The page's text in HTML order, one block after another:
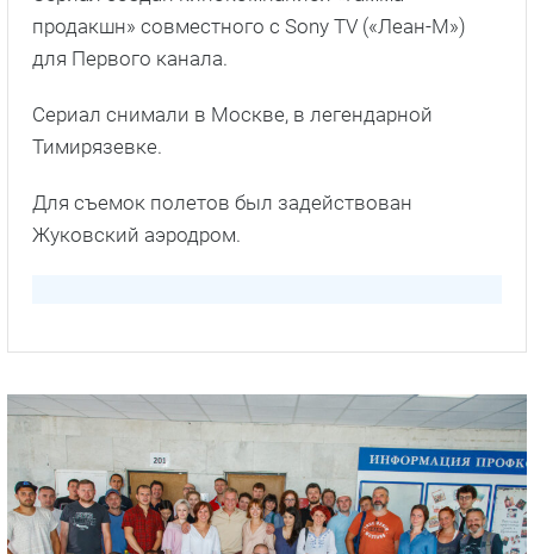
продакшн» совместного с Sony TV («Леан-М»)
для Первого канала.
Сериал снимали в Москве, в легендарной
Тимирязевке.
Для съемок полетов был задействован
Жуковский аэродром.